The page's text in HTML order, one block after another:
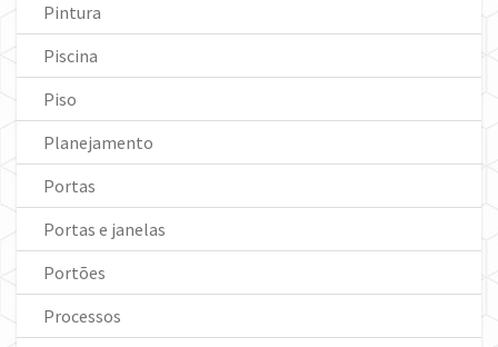
Pintura
Piscina
Piso
Planejamento
Portas
Portas e janelas
Portões
Processos